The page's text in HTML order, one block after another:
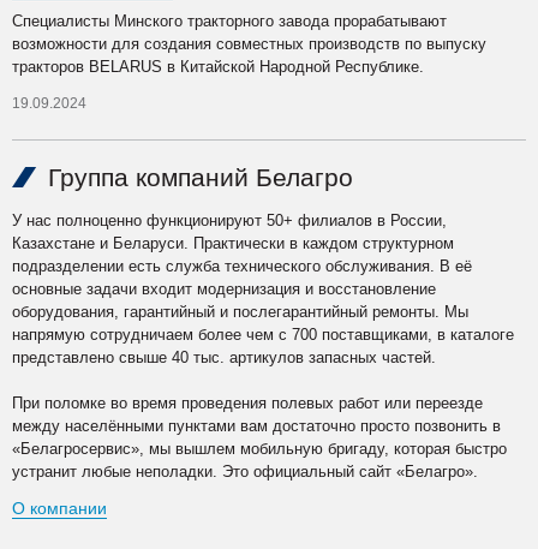
Специалисты Минского тракторного завода прорабатывают
возможности для создания совместных производств по выпуску
тракторов BELARUS в Китайской Народной Республике.
19.09.2024
Группа компаний Белагро
У нас полноценно функционируют 50+ филиалов в России,
Казахстане и Беларуси. Практически в каждом структурном
подразделении есть служба технического обслуживания. В её
основные задачи входит модернизация и восстановление
оборудования, гарантийный и послегарантийный ремонты. Мы
напрямую сотрудничаем более чем с 700 поставщиками, в каталоге
представлено свыше 40 тыс. артикулов запасных частей.
При поломке во время проведения полевых работ или переезде
между населёнными пунктами вам достаточно просто позвонить в
«Белагросервис», мы вышлем мобильную бригаду, которая быстро
устранит любые неполадки. Это официальный сайт «Белагро».
О компании